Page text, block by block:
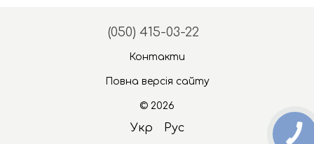
(050) 415-03-22
Контакти
Повна версія сайту
© 2026
Укр Рус